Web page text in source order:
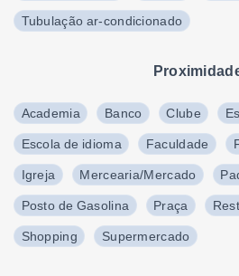
Tubulação ar-condicionado
Academia Banco Clube
Escola de idioma Faculdade
Igreja Mercearia/Mercado
Posto de Gasolina Praça
Shopping Supermercado